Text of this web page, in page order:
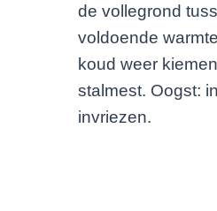
de vollegrond
voldoende
koud weer
stalmest. Oogst:
invriezen.